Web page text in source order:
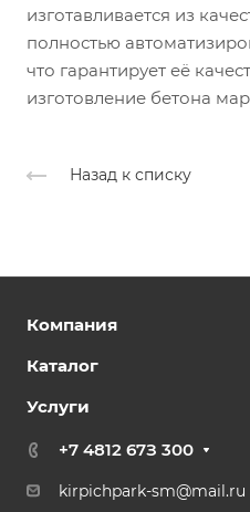
изготавливается из
полностью
что гарантирует её
изготовление бетона
Назад к списку
Компания
Каталог
Услуги
+7 4812 67З 300
kirpichpark-sm@mail.ru